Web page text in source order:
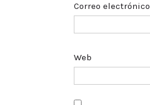
Correo electrónico
Web